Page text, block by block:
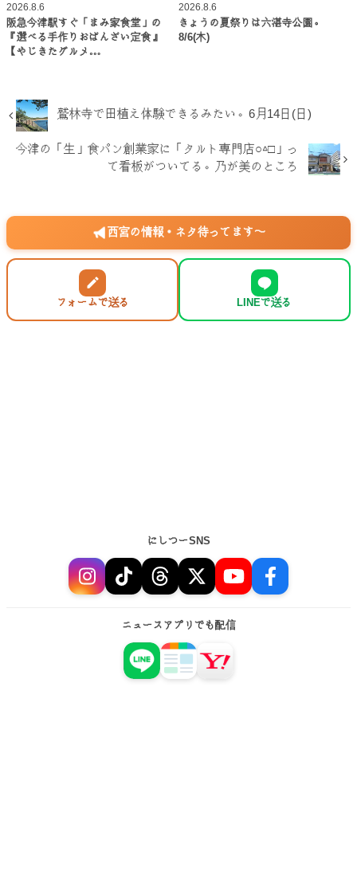
2026.8.6
阪急今津駅すぐ「まみ家食堂」の
『選べる手作りおばんざい定食』
【やじきたグルメ…
2026.8.6
きょうの夏祭りは六湛寺公園。
8/6(木)
鷲林寺で田植え体験できるみたい。6月14日(日)
今津の「生」食パン創業家に「タルト専門店○△□」っ
て看板がついてる。乃が美のところ
西宮の情報・ネタ待ってます〜
フォームで送る LINEで送る
にしつーSNS
ニュースアプリでも配信